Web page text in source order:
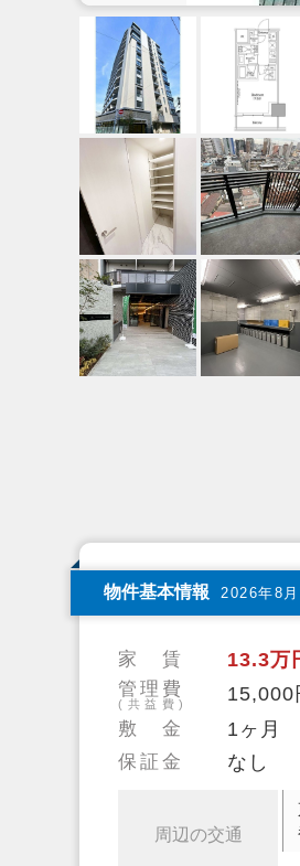
物件基本情報 2026年8
家 賃 13.3万
管理費
(共益費) 15,000
敷 金 1ヶ月
保証金 なし
周辺の交通